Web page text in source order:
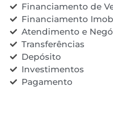
Financiamento de
Financiamento
Atendimento e
Transferências
Depósito
Investimentos
Pagamento